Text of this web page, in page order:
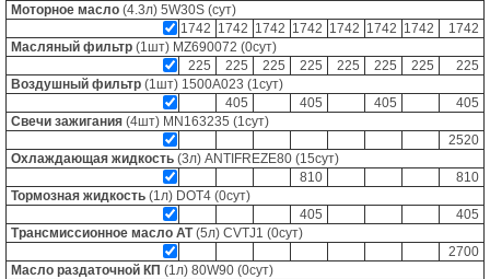
Моторное масло (4.3л) 5W30S (сут)
1742 1742 1742 1742 1742 1742 1742
1742
Масляный фильтр (1шт) MZ690072 (0сут)
225
225 225 225 225 225 225
225
Воздушный фильтр (1шт) 1500A023 (1сут)
405
405 405
405
Свечи зажигания (4шт) MN163235 (1сут)
2520
Охлаждающая жидкость (3л) ANTIFREZE80 (15сут)
810
810
Тормозная жидкость (1л) DOT4 (0сут)
405
405
Трансмиссионное масло AT(5л) CVTJ1 (0сут)
2700
Масло раздаточной КП (1л) 80W90 (0сут)